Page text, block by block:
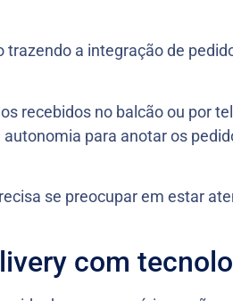
a integração de
recebidos no balcão ou por
para anotar os
se preocupar em estar
com